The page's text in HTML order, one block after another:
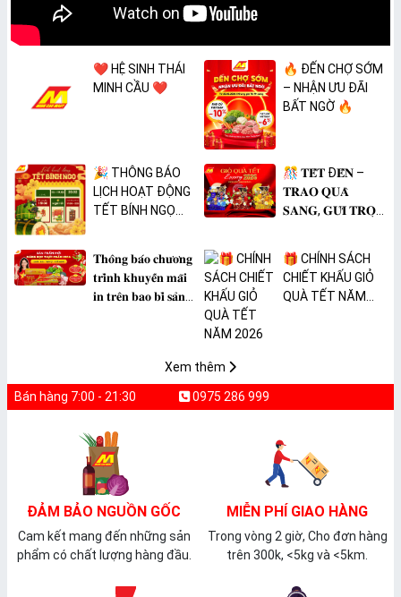
❤️ HỆ SINH THÁI
MINH CẦU ❤️
🔥 ĐẾN CHỢ SỚM
– NHẬN ƯU ĐÃI
BẤT NGỜ 🔥
🎉 THÔNG BÁO
LỊCH HOẠT ĐỘNG
TẾT BÍNH NGỌ
🎊 𝐓𝐄̂́𝐓 Đ𝐄̂́𝐍 –
𝐓𝐑𝐀𝐎 𝐐𝐔𝐀̀
𝐒𝐀𝐍𝐆, 𝐆𝐔̛̉𝐈 𝐓𝐑𝐎̣𝐍
𝐓𝐡𝐨̂𝐧𝐠 𝐛𝐚́𝐨 𝐜𝐡𝐮̛𝐨̛𝐧𝐠
𝐭𝐫𝐢̀𝐧𝐡 𝐤𝐡𝐮𝐲𝐞̂́𝐧 𝐦𝐚̃𝐢
𝐢𝐧 𝐭𝐫𝐞̂𝐧 𝐛𝐚𝐨 𝐛𝐢̀ 𝐬𝐚̉𝐧
🎁 CHÍNH SÁCH
CHIẾT KHẤU GIỎ
QUÀ TẾT NĂM
Xem thêm
Bán hàng 7:00 - 21:30 0975 286 999
ĐẢM BẢO NGUỒN GỐC
Cam kết mang đến những sản
phẩm có chất lượng hàng đầu.
MIỄN PHÍ GIAO HÀNG
Trong vòng 2 giờ, Cho đơn hàng
trên 300k, <5kg và <5km.